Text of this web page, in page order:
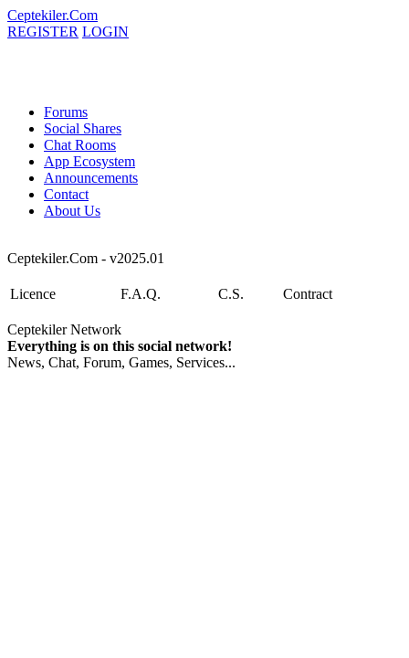
Ceptekiler.Com
REGISTER LOGIN
Forums
Social Shares
Chat Rooms
App Ecosystem
Announcements
Contact
About Us
Ceptekiler.Com - v2025.01
Licence F.A.Q. C.S. Contract
Ceptekiler Network
Everything is on this social network!
News, Chat, Forum, Games, Services...